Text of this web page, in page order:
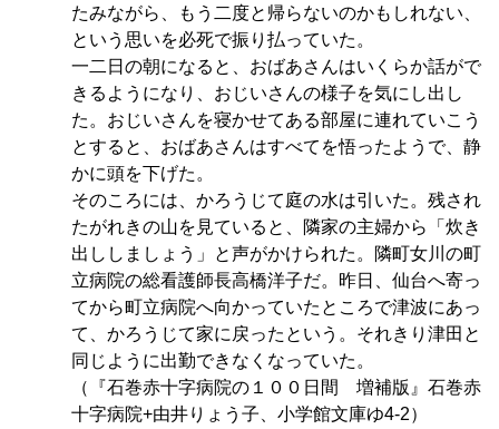
たみながら、もう二度と帰らないのかもしれない、
という思いを必死で振り払っていた。
一二日の朝になると、おばあさんはいくらか話がで
きるようになり、おじいさんの様子を気にし出し
た。おじいさんを寝かせてある部屋に連れていこう
とすると、おばあさんはすべてを悟ったようで、静
かに頭を下げた。
そのころには、かろうじて庭の水は引いた。残され
たがれきの山を見ていると、隣家の主婦から「炊き
出ししましょう」と声がかけられた。隣町女川の町
立病院の総看護師長高橋洋子だ。昨日、仙台へ寄っ
てから町立病院へ向かっていたところで津波にあっ
て、かろうじて家に戻ったという。それきり津田と
同じように出勤できなくなっていた。
（『石巻赤十字病院の１００日間 増補版』石巻赤
十字病院+由井りょう子、小学館文庫ゆ4-2）